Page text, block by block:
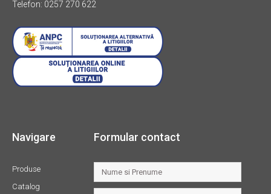
Telefon: 0257 270 622
Navigare
Produse
Catalog
Formular contact